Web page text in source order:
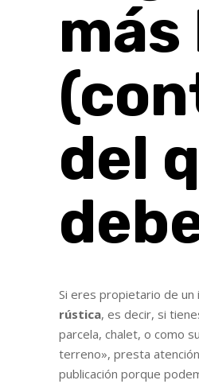
más
del
Si eres propietario de un
rústica, es decir, si
parcela, chalet, o como
terreno», presta
publicación porque